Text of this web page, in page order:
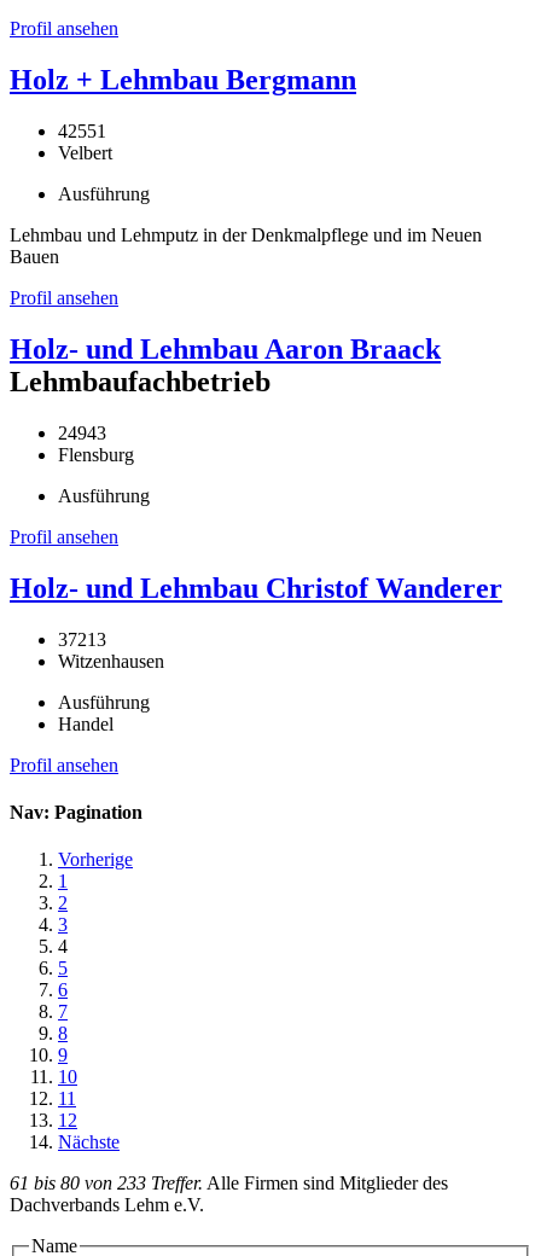
Profil ansehen
Holz + Lehmbau Bergmann
42551
Velbert
Ausführung
Lehmbau und Lehmputz in der Denkmalpflege und im Neuen
Bauen
Profil ansehen
Holz- und Lehmbau Aaron Braack
Lehmbaufachbetrieb
24943
Flensburg
Ausführung
Profil ansehen
Holz- und Lehmbau Christof Wanderer
37213
Witzenhausen
Ausführung
Handel
Profil ansehen
Nav: Pagination
Vorherige
1
2
3
4
5
6
7
8
9
10
11
12
Nächste
61 bis 80 von 233 Treffer. Alle Firmen sind Mitglieder des
Dachverbands Lehm e.V.
Name